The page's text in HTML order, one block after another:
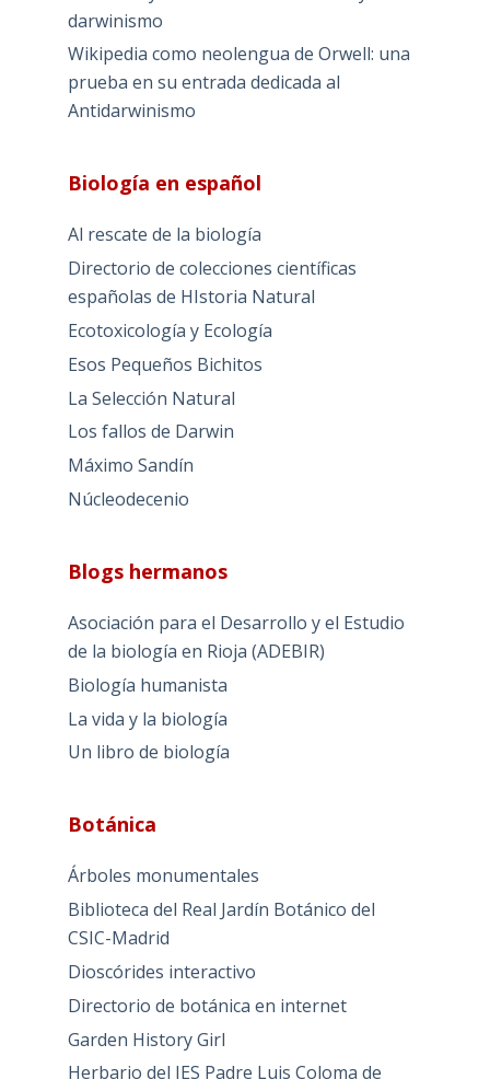
darwinismo
Wikipedia como neolengua de Orwell: una
prueba en su entrada dedicada al
Antidarwinismo
Biología en español
Al rescate de la biología
Directorio de colecciones científicas
españolas de HIstoria Natural
Ecotoxicología y Ecología
Esos Pequeños Bichitos
La Selección Natural
Los fallos de Darwin
Máximo Sandín
Núcleodecenio
Blogs hermanos
Asociación para el Desarrollo y el Estudio
de la biología en Rioja (ADEBIR)
Biología humanista
La vida y la biología
Un libro de biología
Botánica
Árboles monumentales
Biblioteca del Real Jardín Botánico del
CSIC-Madrid
Dioscórides interactivo
Directorio de botánica en internet
Garden History Girl
Herbario del IES Padre Luis Coloma de